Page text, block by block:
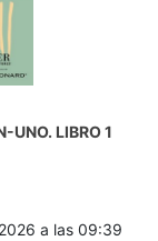
UNO. LIBRO 1
a las 09:39